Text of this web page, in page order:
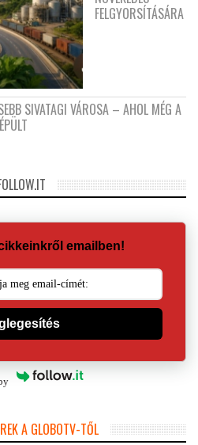
FELGYORSÍTÁSÁRA
SIVATAGI VÁROSA – AHOL MÉG A
emailben!
A GLOBOTV-TŐL